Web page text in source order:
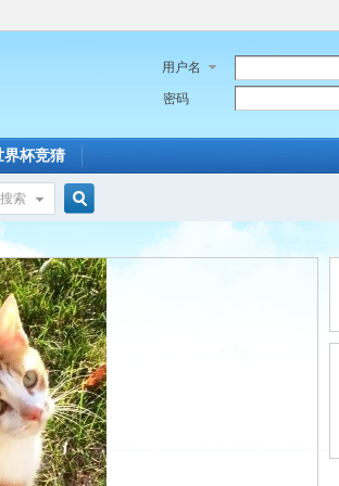
用户名
密码
界杯竞猜
搜索
索